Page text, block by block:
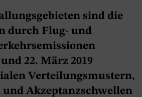
sind die
durch Flug- und
22. März 2019
Verteilungsmustern,
Akzeptanzschwellen